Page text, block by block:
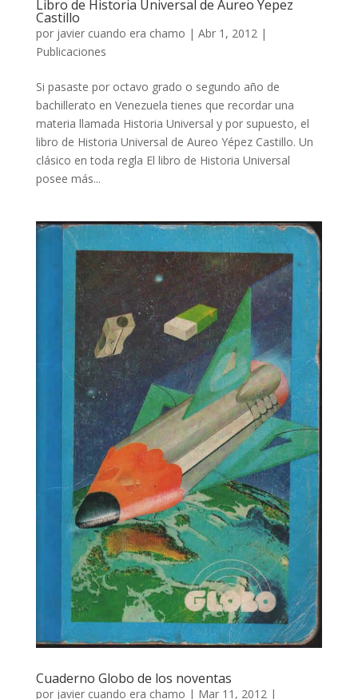
Libro de Historia Universal de Aureo Yepez
Castillo
por javier cuando era chamo | Abr 1, 2012 |
Publicaciones
Si pasaste por octavo grado o segundo año de
bachillerato en Venezuela tienes que recordar una
materia llamada Historia Universal y por supuesto, el
libro de Historia Universal de Aureo Yépez Castillo. Un
clásico en toda regla El libro de Historia Universal
posee más...
Cuaderno Globo de los noventas
por javier cuando era chamo | Mar 11, 2012|